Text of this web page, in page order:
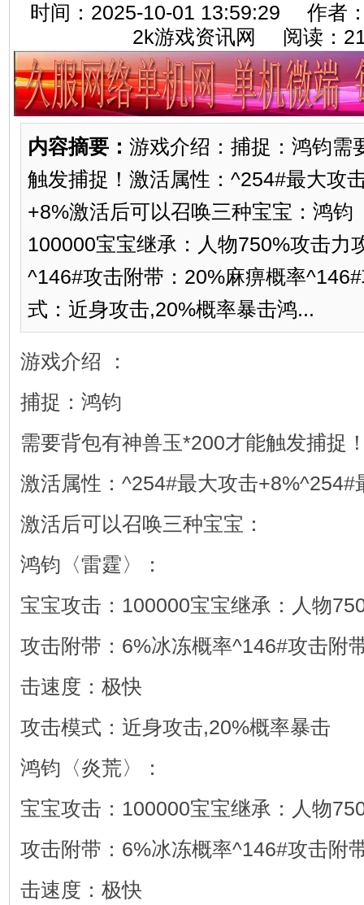
时间：2025-10-01 13:59:29 作者
2k游戏资讯网 阅读：
内容摘要： 游戏介绍：捕捉：鸿钧需
触发捕捉！激活属性：^254#最大攻
+8%激活后可以召唤三种宝宝：鸿钧
100000宝宝继承：人物750%攻击力
^146#攻击附带：20%麻痹概率
式：近身攻击,20%概率暴击鸿...
游戏介绍 ：
捕捉：鸿钧
需要背包有神兽玉*200才能触发捕捉
激活属性：^254#最大攻击+8%^254#
激活后可以召唤三种宝宝：
鸿钧〈雷霆〉：
宝宝攻击：100000宝宝继承：人物
攻击附带：6%冰冻概率^146#攻击附
击速度：极快
攻击模式：近身攻击,20%概率暴击
鸿钧〈炎荒〉：
宝宝攻击：100000宝宝继承：人物
攻击附带：6%冰冻概率^146#攻击附
击速度：极快